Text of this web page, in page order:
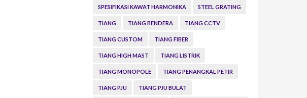
SPESIFIKASI KAWAT HARMONIKA STEEL GRATING
TIANG TIANG BENDERA TIANG CCTV
TIANG CUSTOM TIANG FIBER
TIANG HIGH MAST TIANG LISTRIK
TIANG MONOPOLE TIANG PENANGKAL PETIR
TIANG PJU TIANG PJU BULAT